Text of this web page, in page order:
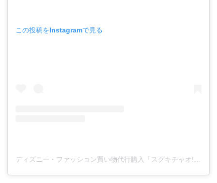
この投稿をInstagramで見る
ディズニー・ファッション買い物代行購入「スグキチャオ!!」(@plussugarcom)がシェアした投稿